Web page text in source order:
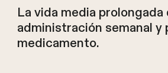
La vida media
administración semanal
medicamento.